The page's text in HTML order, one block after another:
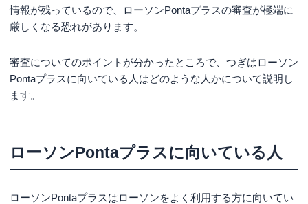
情報が残っているので、ローソンPontaプラスの審査が極端に
厳しくなる恐れがあります。
審査についてのポイントが分かったところで、つぎはローソン
Pontaプラスに向いている人はどのような人かについて説明し
ます。
ローソンPontaプラスに向いている人
ローソンPontaプラスはローソンをよく利用する方に向いてい